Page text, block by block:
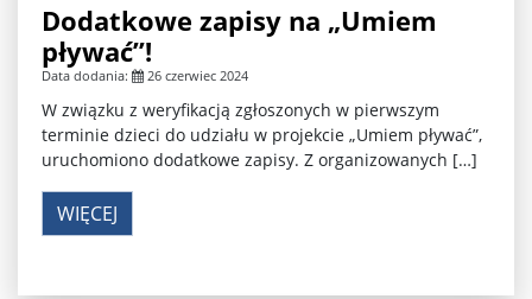
Dodatkowe zapisy na „Umiem
pływać”!
Data dodania: 26 czerwiec 2024
W związku z weryfikacją zgłoszonych w pierwszym
terminie dzieci do udziału w projekcie „Umiem pływać”,
uruchomiono dodatkowe zapisy. Z organizowanych […]
WIĘCEJ